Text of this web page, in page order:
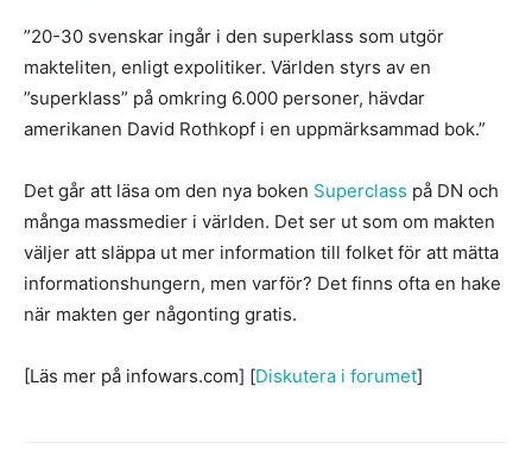
”20-30 svenskar ingår i den superklass som utgör
makteliten, enligt expolitiker. Världen styrs av en
”superklass” på omkring 6.000 personer, hävdar
amerikanen David Rothkopf i en uppmärksammad bok.”
Det går att läsa om den nya boken Superclass på DN och
många massmedier i världen. Det ser ut som om makten
väljer att släppa ut mer information till folket för att mätta
informationshungern, men varför? Det finns ofta en hake
när makten ger någonting gratis.
[Läs mer på infowars.com] [Diskutera i forumet]